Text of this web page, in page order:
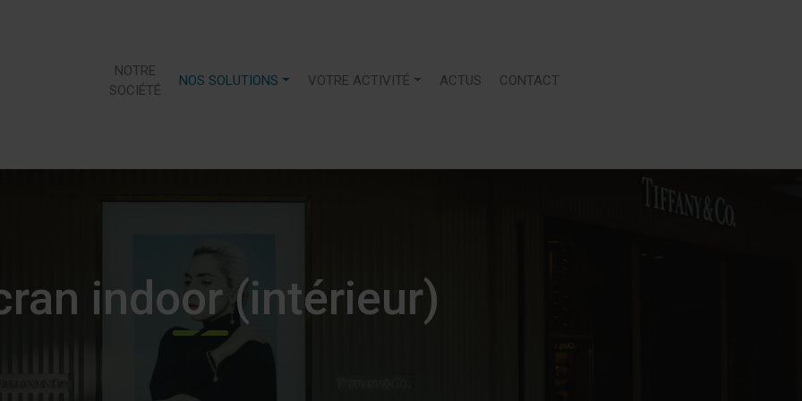
NOTRE
SOCIÉTÉ
NOS SOLUTIONS VOTRE ACTIVITÉ ACTUS CONTACT
indoor (intérieur)